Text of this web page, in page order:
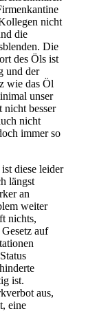
nicht
die
Die
des Öls ist
und der
wie das Öl
unser
nicht besser
nicht
immer so
diese leider
längst
an
weiter
nichts,
auf
ist.
aus,
eine